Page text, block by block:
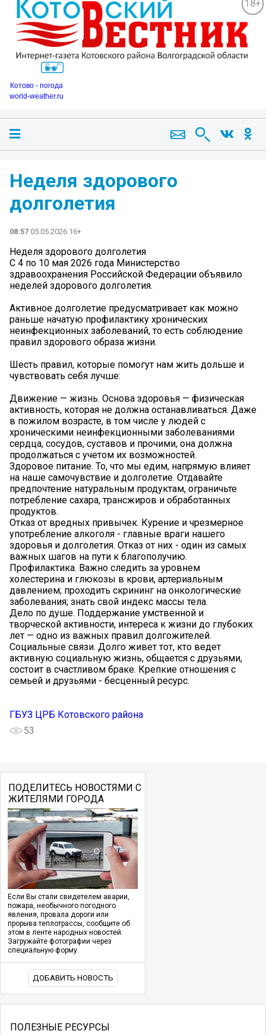
18+
Котово - погода
world-weather.ru
Неделя здорового
долголетия
08:57 05.05.2026 16+
Неделя здорового долголетия
️С 4 по 10 мая 2026 года Министерство
здравоохранения Российской Федерации объявило
неделей здорового долголетия.
️Активное долголетие предусматривает как можно
раньше начатую профилактику хронических
неинфекционных заболеваний, то есть соблюдение
правил здорового образа жизни.
Шесть правил, которые помогут нам жить дольше и
чувствовать себя лучше:
Движение — жизнь. Основа здоровья — физическая
активность, которая не должна останавливаться. Даже
в пожилом возрасте, в том числе у людей с
хроническими неинфекционными заболеваниями
сердца, сосудов, суставов и прочими, она должна
продолжаться с учетом их возможностей.
Здоровое питание. То, что мы едим, напрямую влияет
на наше самочувствие и долголетие. Отдавайте
предпочтение натуральным продуктам, ограничьте
потребление сахара, трансжиров и обработанных
продуктов.
Отказ от вредных привычек. Курение и чрезмерное
употребление алкоголя - главные враги нашего
здоровья и долголетия. Отказ от них - один из самых
важных шагов на пути к благополучию.
Профилактика. Важно следить за уровнем
холестерина и глюкозы в крови, артериальным
давлением; проходить скрининг на онкологические
заболевания; знать свой индекс массы тела.
Дело по душе. Поддержание умственной и
творческой активности, интереса к жизни до глубоких
лет — одно из важных правил долгожителей.
Социальные связи. Долго живет тот, кто ведет
активную социальную жизнь, общается с друзьями,
состоит в счастливом браке. Крепкие отношения с
семьей и друзьями - бесценный ресурс.
ГБУЗ ЦРБ Котовского района
53
ПОДЕЛИТЕСЬ НОВОСТЯМИ С
ЖИТЕЛЯМИ ГОРОДА
Если Вы стали свидетелем аварии,
пожара, необычного погодного
явления, провала дороги или
прорыва теплотрассы, сообщите об
этом в ленте народных новостей.
Загружайте фотографии через
специальную форму.
ДОБАВИТЬ НОВОСТЬ
ПОЛЕЗНЫЕ РЕСУРСЫ